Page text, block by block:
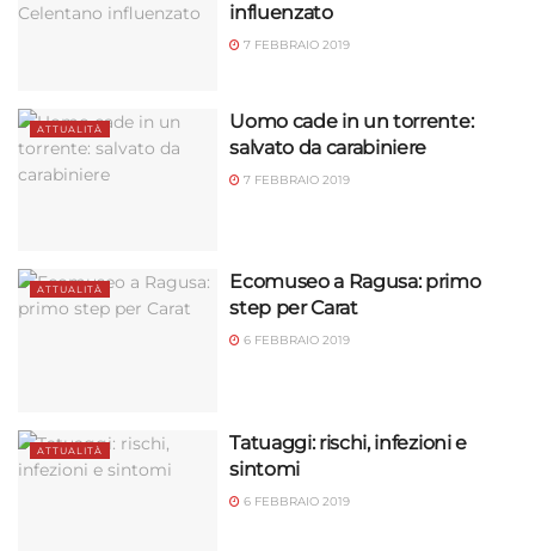
influenzato
7 FEBBRAIO 2019
ATTUALITÀ
Uomo cade in un torrente:
salvato da carabiniere
7 FEBBRAIO 2019
ATTUALITÀ
Ecomuseo a Ragusa: primo
step per Carat
6 FEBBRAIO 2019
ATTUALITÀ
Tatuaggi: rischi, infezioni e
sintomi
6 FEBBRAIO 2019